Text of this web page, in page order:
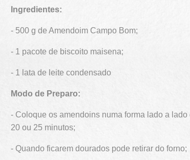
Ingredientes:
- 500 g de Amendoim Campo Bom;
- 1 pacote de biscoito maisena;
- 1 lata de leite condensado
Modo de Preparo:
- Coloque os amendoins numa forma lado a
20 ou 25 minutos;
- Quando ficarem dourados pode retirar do forno;